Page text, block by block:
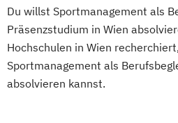
Du willst Sportmanagement als
Präsenzstudium in Wien
Hochschulen in Wien
Sportmanagement als
absolvieren kannst.